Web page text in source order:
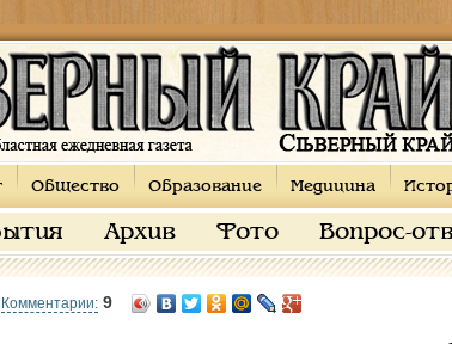
Общество Образование Медицина
Архив Фото Вопрос-
Комментарии: 9